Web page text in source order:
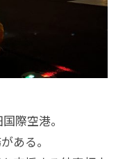
際空港。
ある。